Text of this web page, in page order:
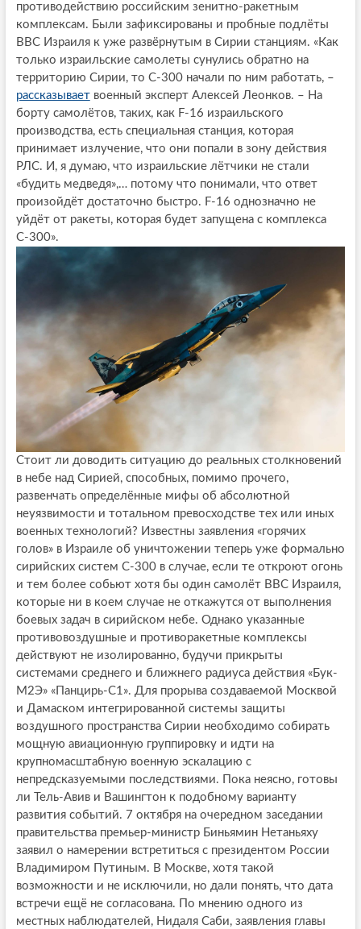
противодействию российским зенитно-ракетным
комплексам. Были зафиксированы и пробные подлёты
ВВС Израиля к уже развёрнутым в Сирии станциям. «Как
только израильские самолеты сунулись обратно на
территорию Сирии, то С-300 начали по ним работать, –
рассказываетвоенный эксперт Алексей Леонков. – На
борту самолётов, таких, как F-16 израильского
производства, есть специальная станция, которая
принимает излучение, что они попали в зону действия
РЛС. И, я думаю, что израильские лётчики не стали
«будить медведя»,… потому что понимали, что ответ
произойдёт достаточно быстро. F-16 однозначно не
уйдёт от ракеты, которая будет запущена с комплекса
С-300».
Стоит ли доводить ситуацию до реальных столкновений
в небе над Сирией, способных, помимо прочего,
развенчать определённые мифы об абсолютной
неуязвимости и тотальном превосходстве тех или иных
военных технологий? Известны заявления «горячих
голов» в Израиле об уничтожении теперь уже формально
сирийских систем С-300 в случае, если те откроют огонь
и тем более собьют хотя бы один самолёт ВВС Израиля,
которые ни в коем случае не откажутся от выполнения
боевых задач в сирийском небе. Однако указанные
противовоздушные и противоракетные комплексы
действуют не изолированно, будучи прикрыты
системами среднего и ближнего радиуса действия «Бук-
М2Э» «Панцирь-С1». Для прорыва создаваемой Москвой
и Дамаском интегрированной системы защиты
воздушного пространства Сирии необходимо собирать
мощную авиационную группировку и идти на
крупномасштабную военную эскалацию с
непредсказуемыми последствиями. Пока неясно, готовы
ли Тель-Авив и Вашингтон к подобному варианту
развития событий. 7 октября на очередном заседании
правительства премьер-министр Биньямин Нетаньяху
заявил о намерении встретиться с президентом России
Владимиром Путиным. В Москве, хотя такой
возможности и не исключили, но дали понять, что дата
встречи ещё не согласована. По мнению одного из
местных наблюдателей, Нидаля Саби, заявления главы